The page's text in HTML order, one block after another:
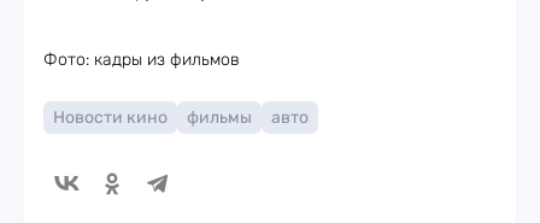
Фото: кадры из фильмов
Новости кино фильмы авто